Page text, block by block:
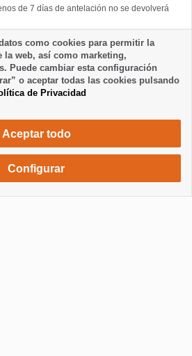
de 7 días de antelación no se devolverá
como cookies para permitir la
la web, así como marketing,
Puede cambiar esta configuración
o aceptar todas las cookies pulsando
de Privacidad
Aceptar todo
Configurar